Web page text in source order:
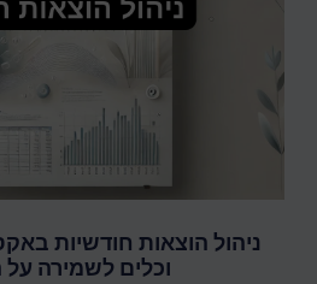
ניהול הוצאות חודשיות
וכלים לשמירה